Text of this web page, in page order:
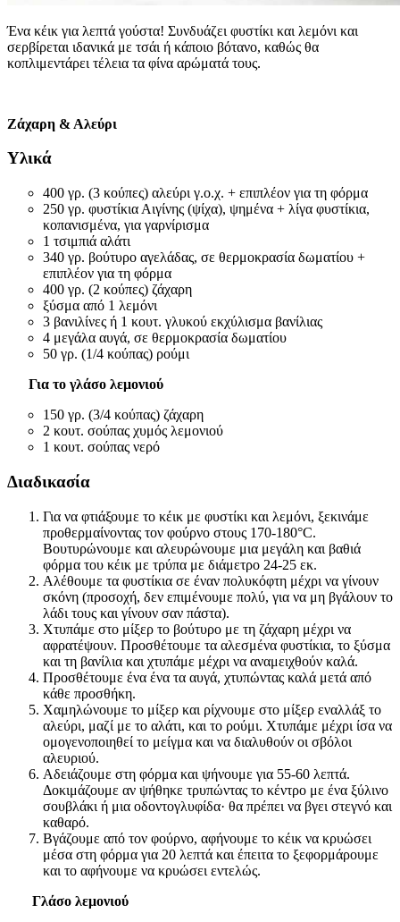
Ένα κέικ για λεπτά γούστα! Συνδυάζει φυστίκι και λεμόνι και
σερβίρεται ιδανικά με τσάι ή κάποιο βότανο, καθώς θα
κοπλιμεντάρει τέλεια τα φίνα αρώματά τους.
Ζάχαρη & Αλεύρι
Υλικά
400 γρ. (3 κούπες) αλεύρι γ.ο.χ. + επιπλέον για τη φόρμα
250 γρ. φυστίκια Αιγίνης (ψίχα), ψημένα + λίγα φυστίκια,
κοπανισμένα, για γαρνίρισμα
1 τσιμπιά αλάτι
340 γρ. βούτυρο αγελάδας, σε θερμοκρασία δωματίου +
επιπλέον για τη φόρμα
400 γρ. (2 κούπες) ζάχαρη
ξύσμα από 1 λεμόνι
3 βανιλίνες ή 1 κουτ. γλυκού εκχύλισμα βανίλιας
4 μεγάλα αυγά, σε θερμοκρασία δωματίου
50 γρ. (1/4 κούπας) ρούμι
Για το γλάσο λεμονιού
150 γρ. (3/4 κούπας) ζάχαρη
2 κουτ. σούπας χυμός λεμονιού
1 κουτ. σούπας νερό
Διαδικασία
Για να φτιάξουμε το κέικ με φυστίκι και λεμόνι, ξεκινάμε
προθερμαίνοντας τον φούρνο στους 170-180°C.
Βουτυρώνουμε και αλευρώνουμε μια μεγάλη και βαθιά
φόρμα του κέικ με τρύπα με διάμετρο 24-25 εκ.
Αλέθουμε τα φυστίκια σε έναν πολυκόφτη μέχρι να γίνουν
σκόνη (προσοχή, δεν επιμένουμε πολύ, για να μη βγάλουν το
λάδι τους και γίνουν σαν πάστα).
Χτυπάμε στο μίξερ το βούτυρο με τη ζάχαρη μέχρι να
αφρατέψουν. Προσθέτουμε τα αλεσμένα φυστίκια, το ξύσμα
και τη βανίλια και χτυπάμε μέχρι να αναμειχθούν καλά.
Προσθέτουμε ένα ένα τα αυγά, χτυπώντας καλά μετά από
κάθε προσθήκη.
Χαμηλώνουμε το μίξερ και ρίχνουμε στο μίξερ εναλλάξ το
αλεύρι, μαζί με το αλάτι, και το ρούμι. Χτυπάμε μέχρι ίσα να
ομογενοποιηθεί το μείγμα και να διαλυθούν οι σβόλοι
αλευριού.
Αδειάζουμε στη φόρμα και ψήνουμε για 55-60 λεπτά.
Δοκιμάζουμε αν ψήθηκε τρυπώντας το κέντρο με ένα ξύλινο
σουβλάκι ή μια οδοντογλυφίδα· θα πρέπει να βγει στεγνό και
καθαρό.
Βγάζουμε από τον φούρνο, αφήνουμε το κέικ να κρυώσει
μέσα στη φόρμα για 20 λεπτά και έπειτα το ξεφορμάρουμε
και το αφήνουμε να κρυώσει εντελώς.
Γλάσο λεμονιού